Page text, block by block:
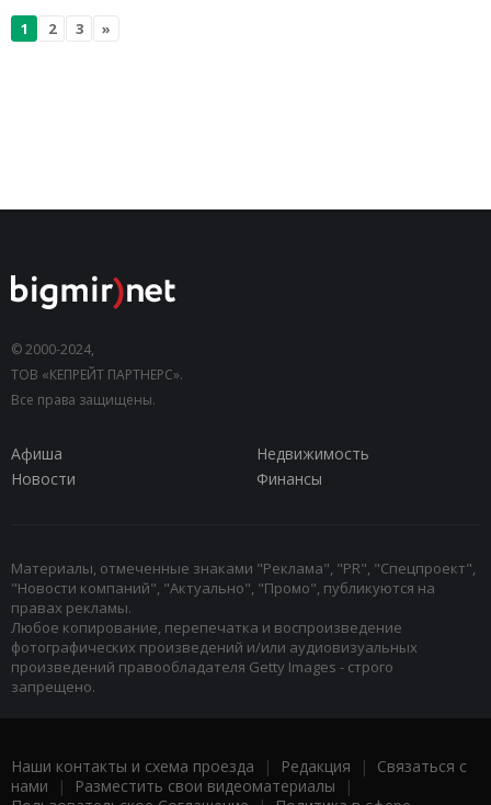
1 2 3 »
© 2000-2024,
ТОВ «КЕПРЕЙТ ПАРТНЕРС».
Все права защищены.
Афиша
Недвижимость
Новости
Финансы
Материалы, отмеченные знаками "Реклама", "PR", "Спецпроект",
"Новости компаний", "Актуально", "Промо", публикуются на
правах рекламы.
Любое копирование, перепечатка и воспроизведение
фотографических произведений и/или аудиовизуальных
произведений правообладателя Getty Images - строго
запрещено.
Наши контакты и схема проезда | Редакция | Связаться с
нами | Разместить свои видеоматериалы |